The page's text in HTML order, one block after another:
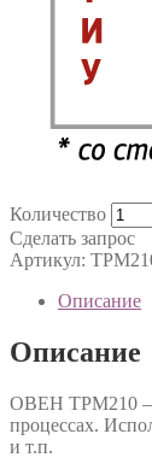
Количество
Сделать запрос
Артикул:
Описание
Описание
ОВЕН ТРМ210 –
процессах.
и т.п.